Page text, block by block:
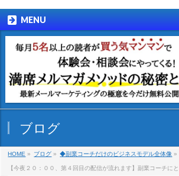
MENU
ブログ
HOME » ブログ » ◆副業コーチだけのビジネスモデル全体像 »
【今夜２０：００、第４回目の配信が流れます】副業コーチに